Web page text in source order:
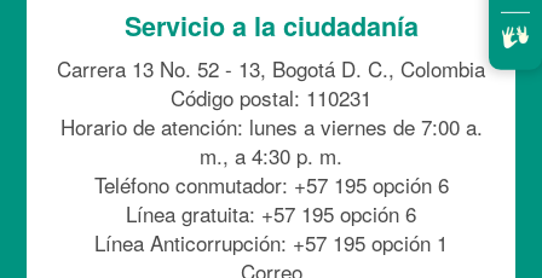
Servicio a la ciudadanía
Carrera 13 No. 52 - 13, Bogotá D. C., Colombia
Código postal: 110231
Horario de atención: lunes a viernes de 7:00 a.
m., a 4:30 p. m.
Teléfono conmutador: +57 195 opción 6
Línea gratuita: +57 195 opción 6
Línea Anticorrupción: +57 195 opción 1
Correo